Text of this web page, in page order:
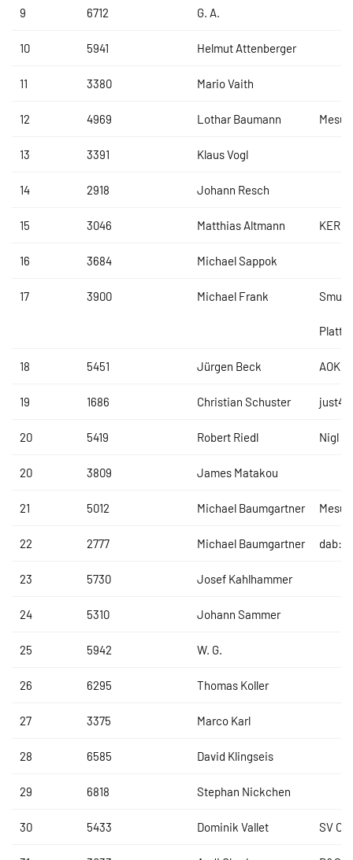
9 6712 G. A.
10 5941 Helmut Attenberger
11 3380 Mario Vaith
12 4969 Lothar Baumann
13 3391 Klaus Vogl
14 2918 Johann Resch
15 3046 Matthias Altmann
16 3684 Michael Sappok
17 3900 Michael Frank
18 5451 Jürgen Beck AOK
19 1686 Christian Schuster
20 5419 Robert Riedl Nigl +
20 3809 James Matakou
21 5012 Michael Baumgartner
22 2777 Michael Baumgartner
23 5730 Josef Kahlhammer
24 5310 Johann Sammer
25 5942 W. G.
26 6295 Thomas Koller
27 3375 Marco Karl
28 6585 David Klingseis
29 6818 Stephan Nickchen
30 5433 Dominik Vallet SV